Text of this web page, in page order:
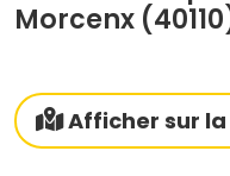
Morcenx
Afficher sur